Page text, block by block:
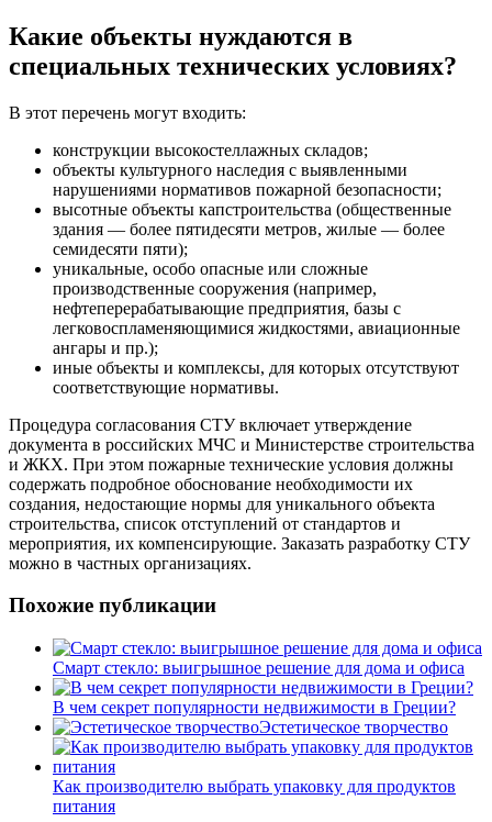
Какие объекты нуждаются в
специальных технических условиях?
В этот перечень могут входить:
конструкции высокостеллажных складов;
объекты культурного наследия с выявленными
нарушениями нормативов пожарной безопасности;
высотные объекты капстроительства (общественные
здания — более пятидесяти метров, жилые — более
семидесяти пяти);
уникальные, особо опасные или сложные
производственные сооружения (например,
нефтеперерабатывающие предприятия, базы с
легковоспламеняющимися жидкостями, авиационные
ангары и пр.);
иные объекты и комплексы, для которых отсутствуют
соответствующие нормативы.
Процедура согласования СТУ включает утверждение
документа в российских МЧС и Министерстве строительства
и ЖКХ. При этом пожарные технические условия должны
содержать подробное обоснование необходимости их
создания, недостающие нормы для уникального объекта
строительства, список отступлений от стандартов и
мероприятия, их компенсирующие. Заказать разработку СТУ
можно в частных организациях.
Похожие публикации
Смарт стекло: выигрышное решение для дома и офиса
В чем секрет популярности недвижимости в Греции?
Эстетическое творчество
Как производителю выбрать упаковку для продуктов
питания